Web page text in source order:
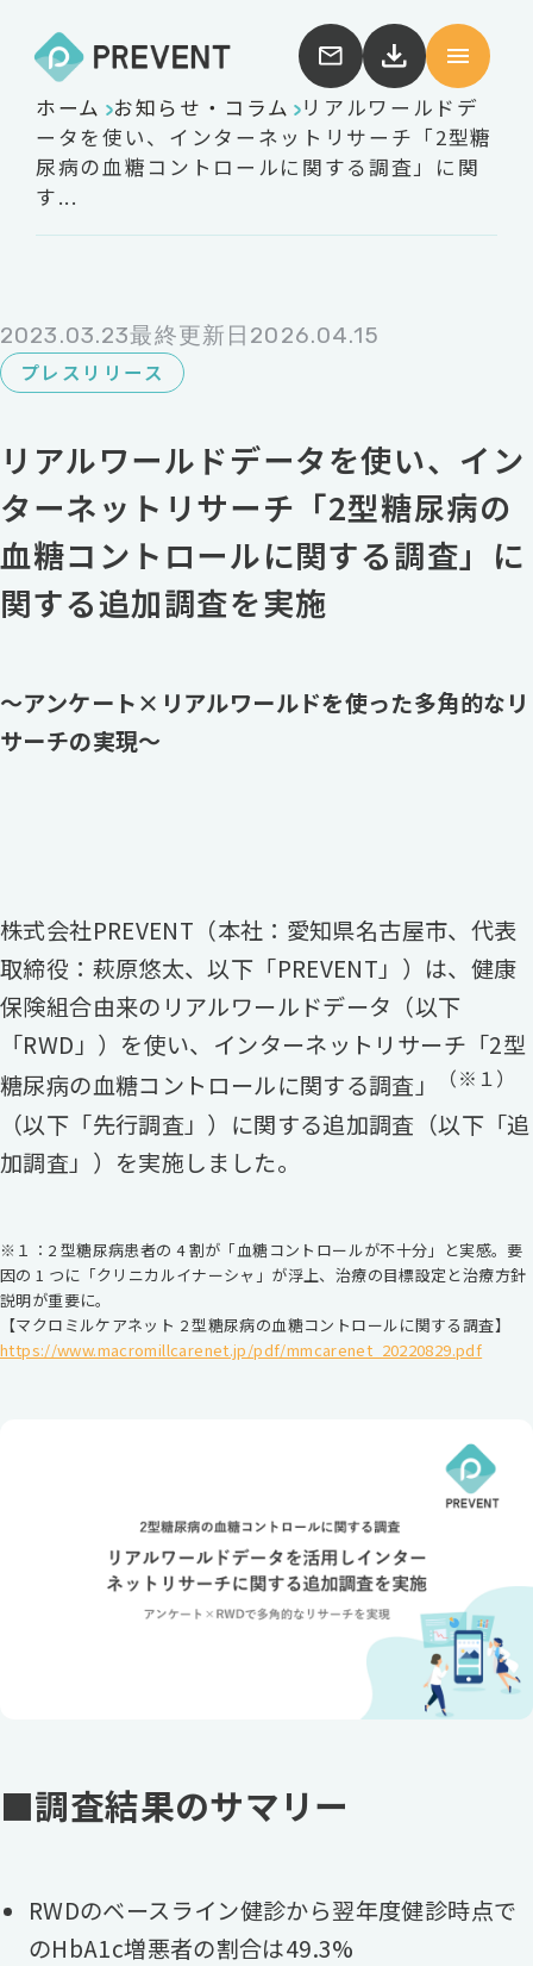
ホーム お知らせ・コラム
リアルワールドデ
ータを使い、インターネットリサーチ「2型糖
尿病の血糖コントロールに関する調査」に関
す...
2023.03.23最終更新日2026.04.15
プレスリリース
リアルワールドデータを使い、イン
ターネットリサーチ「2型糖尿病の
血糖コントロールに関する調査」に
関する追加調査を実施
～アンケート×リアルワールドを使った多角的なリ
サーチの実現～
株式会社PREVENT（本社：愛知県名古屋市、代表
取締役：萩原悠太、以下「PREVENT」）は、健康
保険組合由来のリアルワールドデータ（以下
「RWD」）を使い、インターネットリサーチ「2型
糖尿病の血糖コントロールに関する調査」
（※１）
（以下「先行調査」）に関する追加調査（以下「追
加調査」）を実施しました。
※１：2 型糖尿病患者の 4 割が「血糖コントロールが不十分」と実感。要
因の 1 つに「クリニカルイナーシャ」が浮上、治療の目標設定と治療方針
説明が重要に。
【マクロミルケアネット 2 型糖尿病の血糖コントロールに関する調査】
https://www.macromillcarenet.jp/pdf/mmcarenet_20220829.pdf
■調査結果のサマリー
RWDのベースライン健診から翌年度健診時点で
のHbA1c増悪者の割合は49.3%